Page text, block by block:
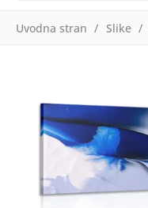
Uvodna stran Slike